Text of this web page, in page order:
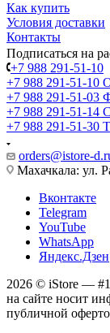
Как купить
Условия доставки
Контакты
Подписаться на
+7 988 291-51-10
+7 988 291-51-10
+7 988 291-51-03
+7 988 291-51-14
+7 988 291-51-30
orders@istore-
Махачкала: ул.
Вконтакте
Telegram
YouTube
WhatsApp
Яндекс.Дзен
2026 © iStore —
на сайте носит
публичной